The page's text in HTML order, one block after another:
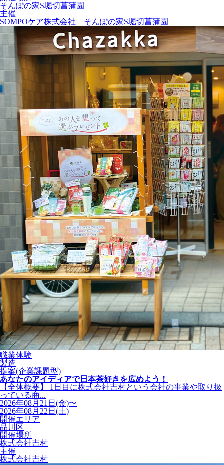
そんぽの家S堀切菖蒲園
主催
SOMPOケア株式会社 そんぽの家S堀切菖蒲園
職業体験
製造
提案(企業課題型)
あなたのアイディアで日本茶好きを広めよう！
【全体概要】 1日目に株式会社吉村という会社の事業や取り扱
っている商...
2026年08月21日(金)〜
2026年08月22日(土)
開催エリア
品川区
開催場所
株式会社吉村
主催
株式会社吉村